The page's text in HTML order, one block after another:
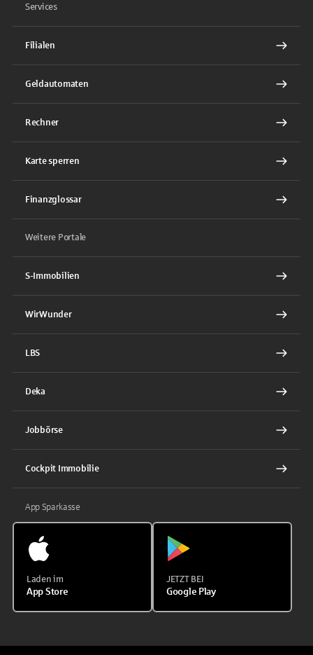
Services
Filialen
Geldautomaten
Rechner
Karte sperren
Finanzglossar
Weitere Portale
S-Immobilien
WirWunder
LBS
Deka
Jobbörse
Cockpit Immobilie
App Sparkasse
Laden im
App Store
JETZT BEI
Google Play